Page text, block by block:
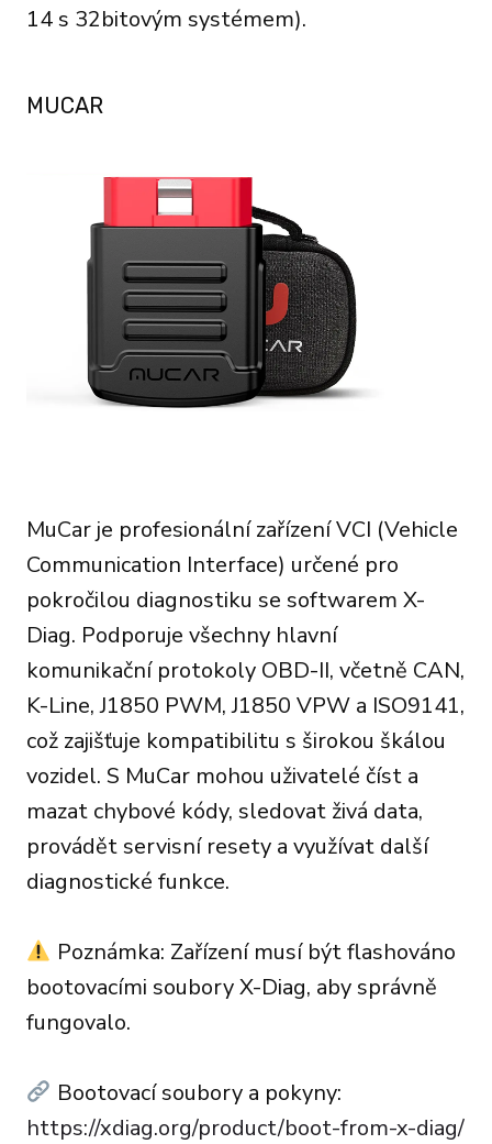
14 s 32bitovým systémem).
MUCAR
MuCar je profesionální zařízení VCI (Vehicle
Communication Interface) určené pro
pokročilou diagnostiku se softwarem X-
Diag. Podporuje všechny hlavní
komunikační protokoly OBD-II, včetně CAN,
K-Line, J1850 PWM, J1850 VPW a ISO9141,
což zajišťuje kompatibilitu s širokou škálou
vozidel. S MuCar mohou uživatelé číst a
mazat chybové kódy, sledovat živá data,
provádět servisní resety a využívat další
diagnostické funkce.
Poznámka: Zařízení musí být flashováno
bootovacími soubory X-Diag, aby správně
fungovalo.
Bootovací soubory a pokyny:
https://xdiag.org/product/boot-from-x-diag/